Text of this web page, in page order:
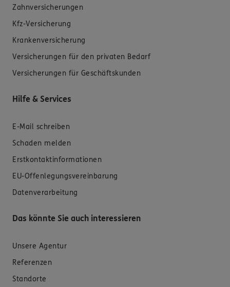
Zahnversicherungen
Kfz-Versicherung
Krankenversicherung
Versicherungen für den privaten Bedarf
Versicherungen für Geschäftskunden
Hilfe & Services
E-Mail schreiben
Schaden melden
Erstkontaktinformationen
EU-Offenlegungsvereinbarung
Datenverarbeitung
Das könnte Sie auch interessieren
Unsere Agentur
Referenzen
Standorte